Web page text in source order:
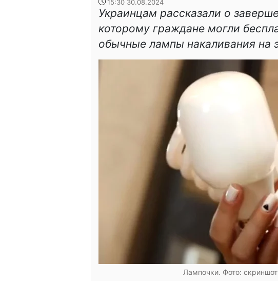
15:30 30.08.2024
Украинцам рассказали о
которому граждане могли
обычные лампы накаливания на
Лампочки. Фото: